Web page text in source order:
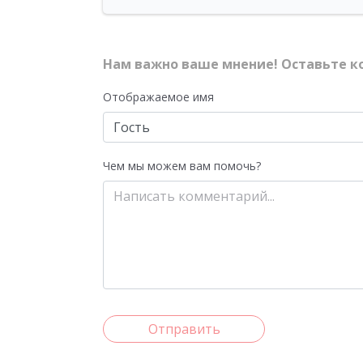
Нам важно ваше мнение! Оставьте
Отображаемое имя
Чем мы можем вам помочь?
Отправить